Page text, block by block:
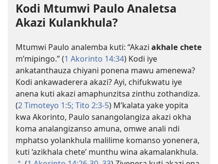
Kodi Mtumwi Paulo Analetsa
Akazi Kulankhula?
Mtumwi Paulo analemba kuti: “Akazi akhale chete
m’mipingo.” (1 Akorinto 14:34) Kodi iye
ankatanthauza chiyani ponena mawu amenewa?
Kodi ankawaderera akazi? Ayi, chifukwatu iye
anena kuti akazi amaphunzitsa zinthu zothandiza.
(2 Timoteyo 1:5; Tito 2:3-5) M’kalata yake yopita
kwa Akorinto, Paulo sanangolangiza akazi okha
koma analangizanso amuna, omwe anali ndi
mphatso yolankhula malilime komanso yonenera,
kuti ‘azikhala chete’ munthu wina akamalankhula.